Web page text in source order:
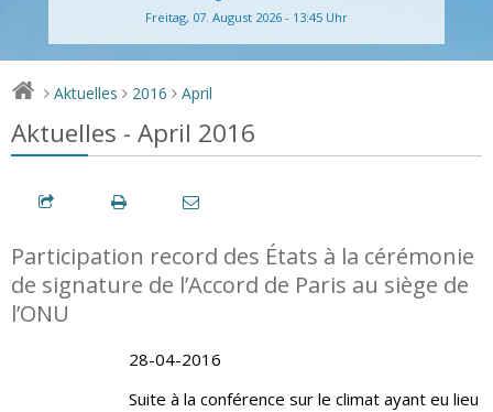
Freitag, 07. August 2026 - 13:45 Uhr
> Aktuelles > 2016 > April
Aktuelles - April 2016
Participation record des États à la cérémonie
de signature de l’Accord de Paris au siège de
l’ONU
28-04-2016
Suite à la conférence sur le climat ayant eu lieu